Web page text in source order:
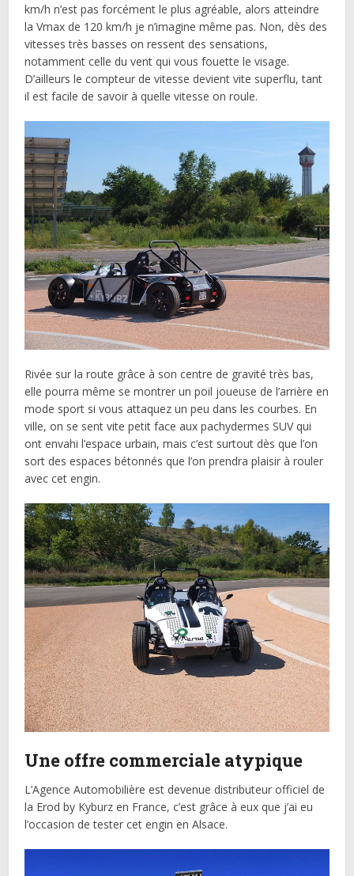
km/h n’est pas forcément le plus agréable, alors atteindre
la Vmax de 120 km/h je n’imagine même pas. Non, dès des
vitesses très basses on ressent des sensations,
notamment celle du vent qui vous fouette le visage.
D’ailleurs le compteur de vitesse devient vite superflu, tant
il est facile de savoir à quelle vitesse on roule.
Rivée sur la route grâce à son centre de gravité très bas,
elle pourra même se montrer un poil joueuse de l’arrière en
mode sport si vous attaquez un peu dans les courbes. En
ville, on se sent vite petit face aux pachydermes SUV qui
ont envahi l’espace urbain, mais c’est surtout dès que l’on
sort des espaces bétonnés que l’on prendra plaisir à rouler
avec cet engin.
Une offre commerciale atypique
L’Agence Automobilière est devenue distributeur officiel de
la Erod by Kyburz en France, c’est grâce à eux que j’ai eu
l’occasion de tester cet engin en Alsace.